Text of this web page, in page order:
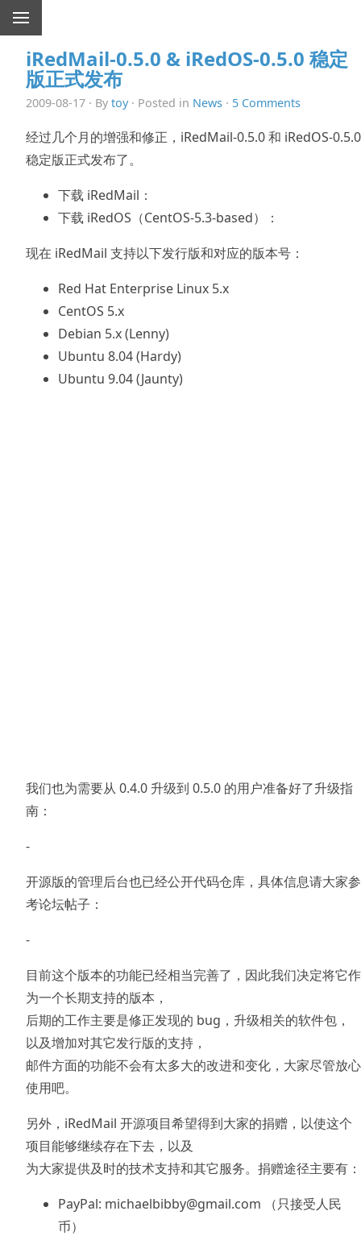
iRedMail-0.5.0 & iRedOS-0.5.0 稳定
版正式发布
2009-08-17 · By toy· Posted in News · 5 Comments
经过几个月的增强和修正，iRedMail-0.5.0 和 iRedOS-0.5.0
稳定版正式发布了。
下载 iRedMail：
下载 iRedOS（CentOS-5.3-based）：
现在 iRedMail 支持以下发行版和对应的版本号：
Red Hat Enterprise Linux 5.x
CentOS 5.x
Debian 5.x (Lenny)
Ubuntu 8.04 (Hardy)
Ubuntu 9.04 (Jaunty)
我们也为需要从 0.4.0 升级到 0.5.0 的用户准备好了升级指
南：
-
开源版的管理后台也已经公开代码仓库，具体信息请大家参
考论坛帖子：
-
目前这个版本的功能已经相当完善了，因此我们决定将它作
为一个长期支持的版本，
后期的工作主要是修正发现的 bug，升级相关的软件包，
以及增加对其它发行版的支持，
邮件方面的功能不会有太多大的改进和变化，大家尽管放心
使用吧。
另外，iRedMail 开源项目希望得到大家的捐赠，以使这个
项目能够继续存在下去，以及
为大家提供及时的技术支持和其它服务。捐赠途径主要有：
PayPal: michaelbibby@gmail.com （只接受人民
币）